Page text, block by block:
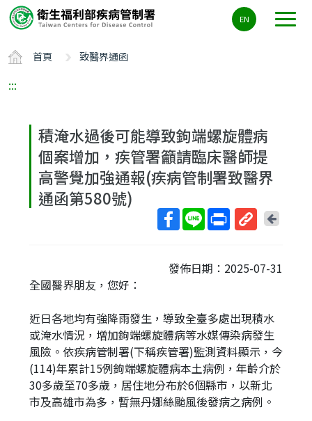
要
容
ALT+C
EN
首頁 致醫界通函
:::
積淹水過後可能導致鉤端螺旋體病
個案增加，疾管署籲請臨床醫師提
高警覺加強通報(疾病管制署致醫界
通函第580號)
短
回
頁
發佈日期：2025-07-31
全國醫界朋友，您好：
近日各地均有強降雨發生，導致全臺多處出現積水
或淹水情況，增加鉤端螺旋體病等水媒傳染病發生
風險。依疾病管制署(下稱疾管署)監測資料顯示，今
(114)年累計15例鉤端螺旋體病本土病例，年齡介於
30多歲至70多歲，居住地分布於6個縣市，以新北
市及高雄市為多，暫無丹娜絲颱風後發病之病例。